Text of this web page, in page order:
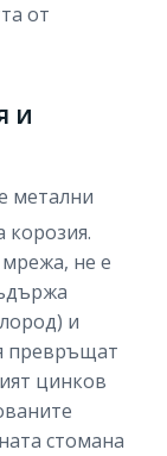
от
и
метални
корозия.
мрежа, не е
и
превръщат
цинков
стомана